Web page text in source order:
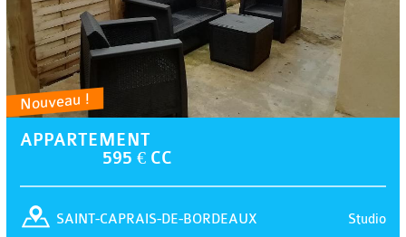
Nouveau !
APPARTEMENT
595 € CC
Studio
SAINT-CAPRAIS-DE-BORDEAUX